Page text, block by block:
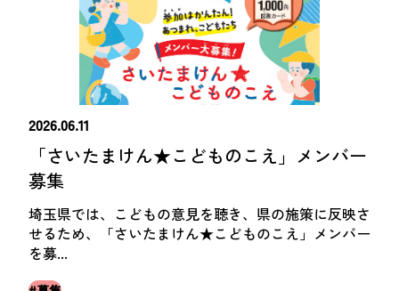
2026.06.11
「さいたまけん★こどものこえ」メンバー
募集
埼玉県では、こどもの意見を聴き、県の施策に反映さ
せるため、「さいたまけん★こどものこえ」メンバー
を募...